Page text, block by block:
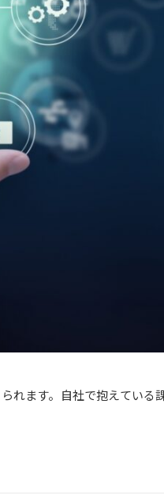
れます。自社で抱えている